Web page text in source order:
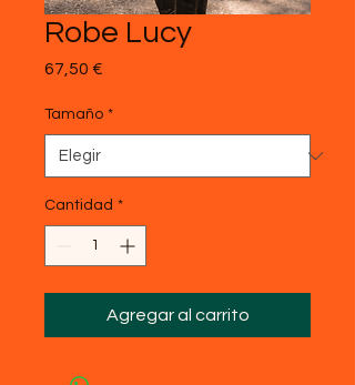
Robe Lucy
67,50 €
Tamaño *
Cantidad *
Agregar al carrito